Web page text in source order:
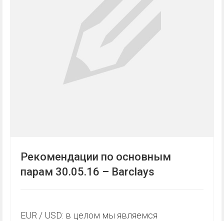
Рекомендации по основным
парам 30.05.16 – Barclays
EUR / USD: в целом мы являемся